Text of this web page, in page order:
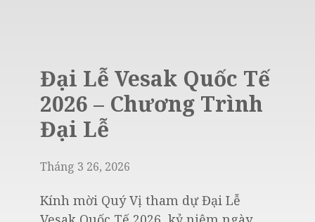
Đại Lễ Vesak Quốc Tế
2026 – Chương Trình
Đại Lễ
Tháng 3 26, 2026
Kính mời Quý Vị tham dự Đại Lễ